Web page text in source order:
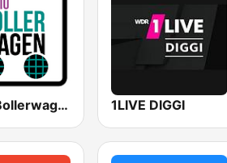
Radio Bollerwagen 1LIVE DIGGI